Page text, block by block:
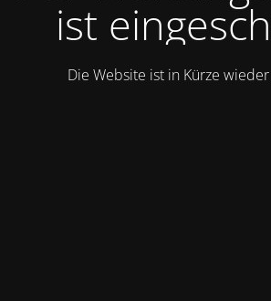
ist
Die Website ist in Kürze